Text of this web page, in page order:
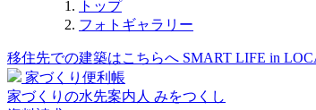
トップ
フォトギャラリー
移住先での建築はこちらへ SMART LIFE in
家づくり便利帳
家づくりの水先案内人 みをつくし